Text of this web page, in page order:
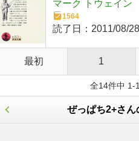
マーク トウェイン
1564
読了日： 2011/08/28
最初 1
全14件中 1-
ぜっぱち2+さん